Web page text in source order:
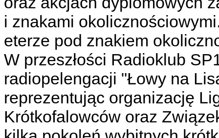
i znakami
eterze pod znakiem
W przeszłości Radioklub
radiopelengacji "Łowy na
reprezentując organizację
Krótkofalowców oraz